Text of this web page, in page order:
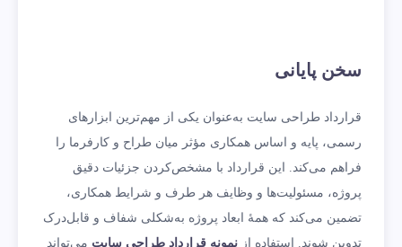
سخن پایانی
قرارداد طراحی سایت به‌عنوان یکی از مهم‌ترین ابزارهای
رسمی، پایه و اساس همکاری مؤثر میان طراح و کارفرما را
فراهم می‌کند. این قرارداد با مشخص‌کردن جزئیات دقیق
پروژه، مسئولیت‌ها و وظایف هر طرف و شرایط همکاری،
تضمین می‌کند که همۀ ابعاد پروژه به‌شکلی شفاف و قابل‌درک
تدوین شوند. استفاده از نمونه قرارداد طراحی سایت می‌تواند